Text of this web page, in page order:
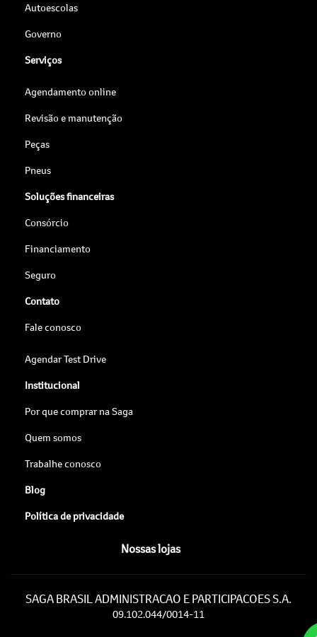
Autoescolas
Governo
Serviços
Agendamento online
Revisão e manutenção
Peças
Pneus
Soluções financeiras
Consórcio
Financiamento
Seguro
Contato
Fale conosco
Agendar Test Drive
Institucional
Por que comprar na Saga
Quem somos
Trabalhe conosco
Blog
Política de privacidade
Nossas lojas
SAGA BRASIL ADMINISTRACAO E PARTICIPACOES S.A.
09.102.044/0014-11